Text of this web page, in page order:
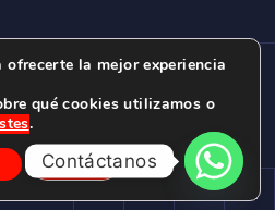
LAS DUNAS ©
GALAN 1, SALINAS
la mejor experiencia
qué cookies utilizamos o
.
Ajustes
Contáctanos